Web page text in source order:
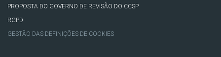
PROPOSTA DO GOVERNO DE REVISÃO DO CCSP
RGPD
GESTÃO DAS DEFINIÇÕES DE COOKIES